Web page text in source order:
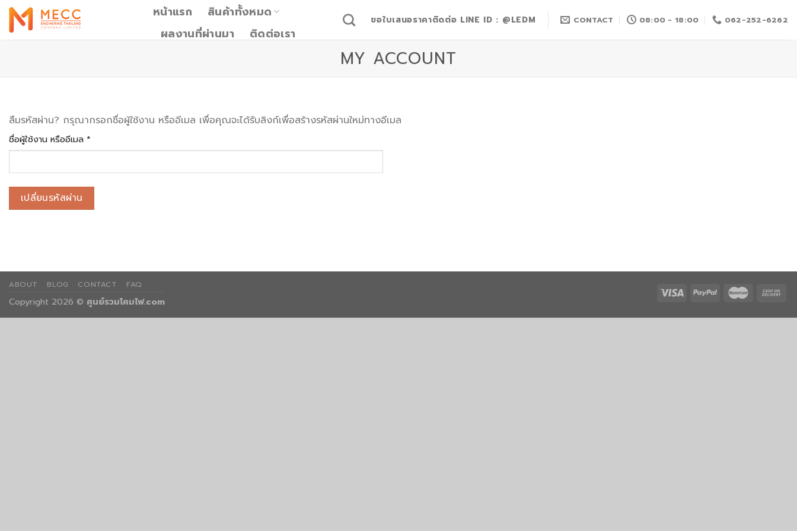
Skip
content
หน้าแรก
สินค้าทั้งหมด
ผลงานที่ผ่านมา
ติดต่อเรา
ขอใบเสนอราคาติดต่อ LINE ID : @LEDM CONTACT 08:00 - 18:00 062-252-6262
MY ACCOUNT
ลืมรหัสผ่าน? กรุณากรอกชื่อผู้ใช้งาน หรืออีเมล เพื่อคุณจะได้รับลิงก์เพื่อสร้างรหัสผ่านใหม่ทางอีเมล
ชื่อผู้ใช้งาน หรืออีเมล *
เปลี่ยนรหัสผ่าน
ABOUT BLOG CONTACT FAQ
Copyright 2026 © ศูนย์รวมโคมไฟ.com